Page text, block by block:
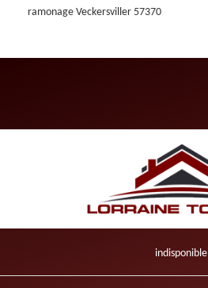
ramonage Veckersviller 57370
indisponible